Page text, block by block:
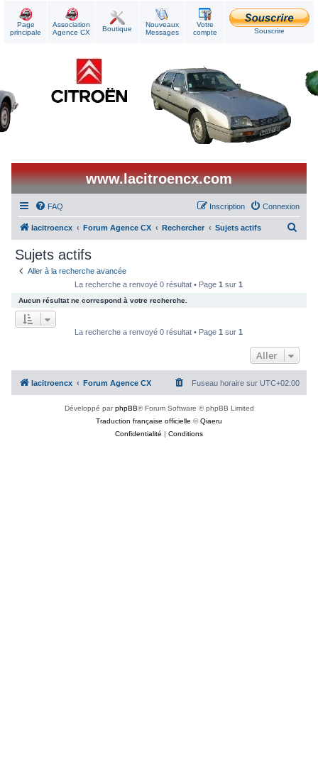
Page
principale
Association
Agence CX
Boutique
Nouveaux
Messages
Votre
compte
Souscrire
www.lacitroencx.com
FAQ Connexion
Inscription
lacitroencx Forum Agence CX Rechercher Sujets actifs
h
e
r
Sujets actifs
Aller à la recherche avancée
La recherche a renvoyé 0 résultat • Page1 sur1
Aucun résultat ne correspond à votre recherche.
La recherche a renvoyé 0 résultat • Page1 sur1
Aller
lacitroencx Forum Agence CX Fuseau horaire sur UTC+02:00
Développé parphpBB® Forum Software © phpBB Limited
Traduction française officielle ©Qiaeru
Confidentialité | Conditions